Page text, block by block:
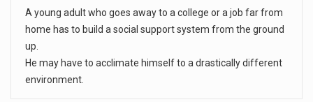
A young adult who goes away to a college or a job far from
home has to build a social support system from the ground
up.
He may have to acclimate himself to a drastically different
environment.